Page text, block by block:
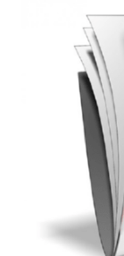
Контакты